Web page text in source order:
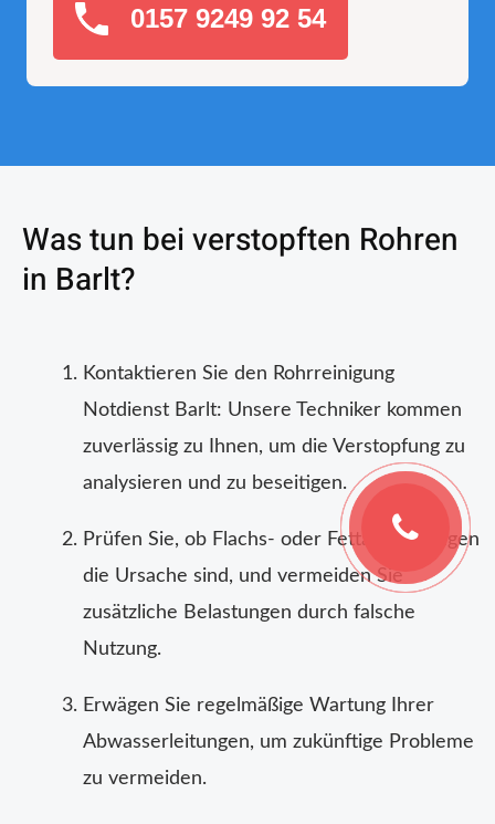
0157 9249 92 54
Was tun bei verstopften Rohren
in Barlt?
Kontaktieren Sie den Rohrreinigung
Notdienst Barlt: Unsere Techniker kommen
zuverlässig zu Ihnen, um die Verstopfung zu
analysieren und zu beseitigen.
Prüfen Sie, ob Flachs- oder Fettablagerungen
die Ursache sind, und vermeiden Sie
zusätzliche Belastungen durch falsche
Nutzung.
Erwägen Sie regelmäßige Wartung Ihrer
Abwasserleitungen, um zukünftige Probleme
zu vermeiden.